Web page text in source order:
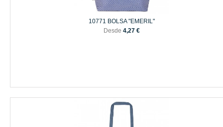
10771 BOLSA "EMERIL"
Desde 4,27 €